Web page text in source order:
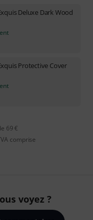
Deluxe Dark Wood
Protective Cover
69 €
comprise
voyez ?